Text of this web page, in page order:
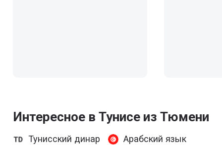
Интересное в Тунисе из Тюмени
Тунисский динар
Арабский язык